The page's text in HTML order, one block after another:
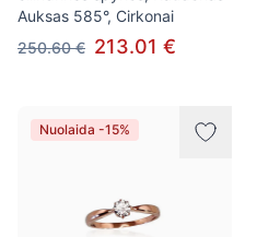
Auksas 585°, Cirkonai
250.60 € 213.01 €
Nuolaida -15%